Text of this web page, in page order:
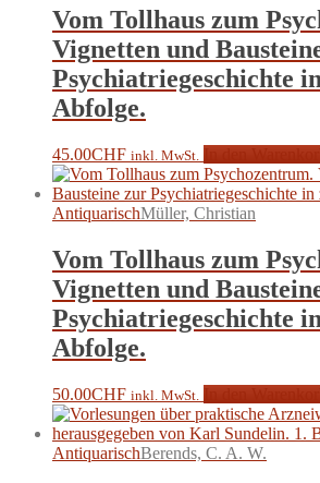
Vom Tollhaus zum
Vignetten und
Psychiatriegeschichte
Abfolge.
45.00CHF inkl. MwSt.
AntiquarischMüller, Christian
Vom Tollhaus zum
Vignetten und
Psychiatriegeschichte
Abfolge.
50.00CHF inkl. MwSt.
AntiquarischBerends, C. A. W.